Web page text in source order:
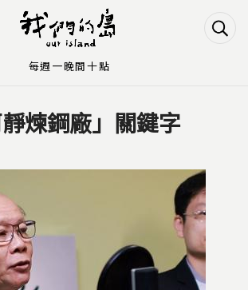
Jump to Navigation
Jump to Main content
靜煉鋼廠」關鍵字
每週一晚間十點